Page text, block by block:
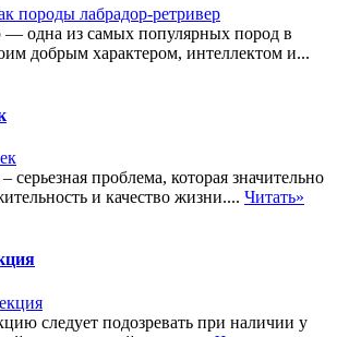
— одна из самых популярных пород в
добрым характером, интеллектом и...
проблема, которая значительно
и качество жизни.... Читать»
следует подозревать при наличии у